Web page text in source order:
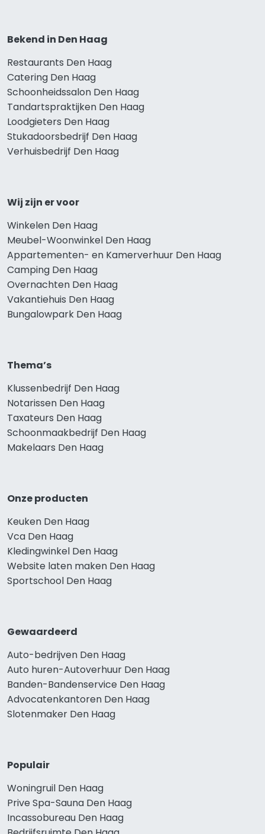
Bekend in Den Haag
Restaurants Den Haag
Catering Den Haag
Schoonheidssalon Den Haag
Tandartspraktijken Den Haag
Loodgieters Den Haag
Stukadoorsbedrijf Den Haag
Verhuisbedrijf Den Haag
Wij zijn er voor
Winkelen Den Haag
Meubel-Woonwinkel Den Haag
Appartementen- en Kamerverhuur Den Haag
Camping Den Haag
Overnachten Den Haag
Vakantiehuis Den Haag
Bungalowpark Den Haag
Thema’s
Klussenbedrijf Den Haag
Notarissen Den Haag
Taxateurs Den Haag
Schoonmaakbedrijf Den Haag
Makelaars Den Haag
Onze producten
Keuken Den Haag
Vca Den Haag
Kledingwinkel Den Haag
Website laten maken Den Haag
Sportschool Den Haag
Gewaardeerd
Auto-bedrijven Den Haag
Auto huren-Autoverhuur Den Haag
Banden-Bandenservice Den Haag
Advocatenkantoren Den Haag
Slotenmaker Den Haag
Populair
Woningruil Den Haag
Prive Spa-Sauna Den Haag
Incassobureau Den Haag